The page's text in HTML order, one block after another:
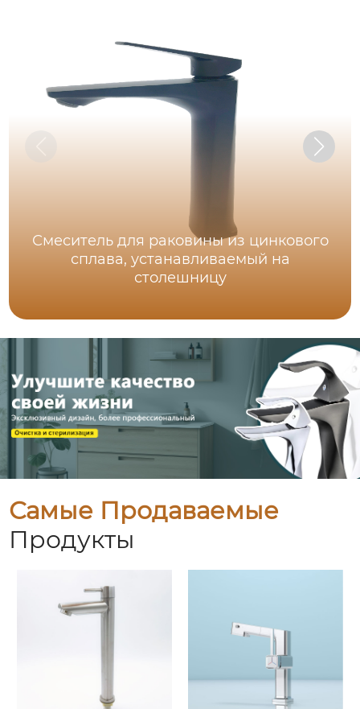
Смеситель для раковины из цинкового
сплава, устанавливаемый на
столешницу
Самые Продаваемые
Продукты